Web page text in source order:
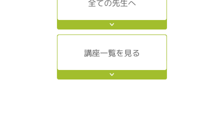
全ての先生へ
講座一覧を見る